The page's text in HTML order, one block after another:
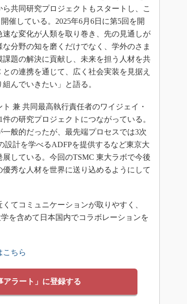
共同研究プロジェクトもスタートし、こ
催している。2025年6月6日に第5回を開
な変化が人類を取り巻き、先の見通しが
分野の知を磨くだけでなく、学外のさま
題の解決に貢献し、未来を担う人材を共
の連携を通じて、広く社会実装を見据え
んでいきたい」と語る。
兼 共同最高執行責任者のワイジェイ・
の研究プロジェクトにつながっている。
般的だったが、最先端プロセスでは3次
設計を学べるADFPを提供するなど東京大
している。今回のTSMC 東大ラボで今後
秀な人材を世界に送り込めるようにして
てコミュニケーションが取りやすく、
を含めて日本国内でコラボレーションを
ちら
アラート」に登録する